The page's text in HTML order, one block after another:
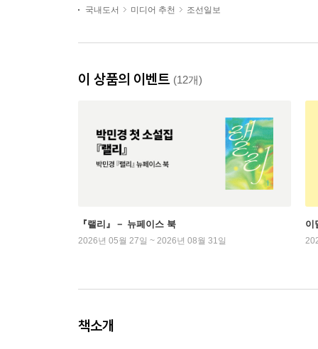
국내도서 미디어 추천 조선일보
이 상품의 이벤트 (12개)
『랠리』－ 뉴페이스 북
2026년 05월 27일 ~ 2026년 08월 31일
이
책소개